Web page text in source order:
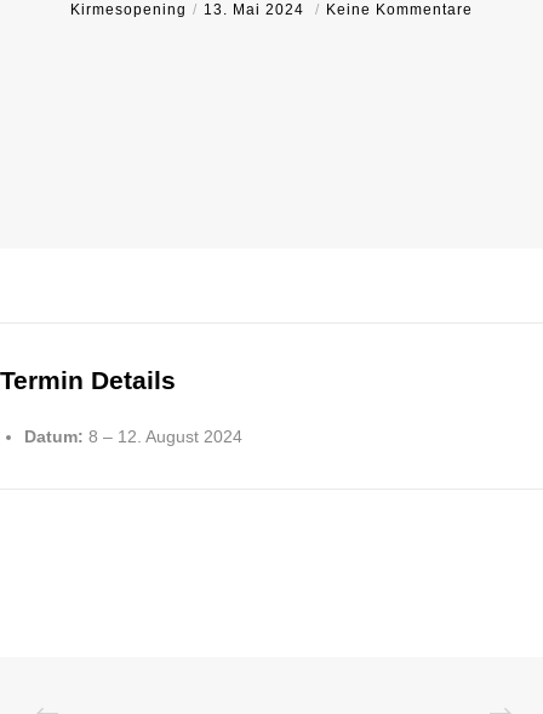
Kirmesopening 13. Mai 2024 Keine Kommentare
Termin Details
Datum: 8 – 12. August 2024